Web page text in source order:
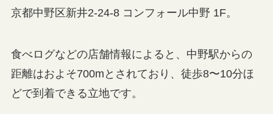
京都中野区新井2-24-8 コンフォール中野 1F。
食べログなどの店舗情報によると、中野駅からの
距離はおよそ700mとされており、徒歩8〜10分ほ
どで到着できる立地です。